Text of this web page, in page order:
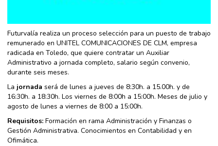
Futurvalía realiza un proceso selección para un puesto de trabajo
remunerado en UNITEL COMUNICACIONES DE CLM, empresa
radicada en Toledo, que quiere contratar un Auxiliar
Administrativo a jornada completo, salario según convenio,
durante seis meses.
La jornada será de lunes a jueves de 8:30h. a 15.00h. y de
16:30h. a 18:30h. Los viernes de 8:00h a 15:00h. Meses de julio y
agosto de lunes a viernes de 8:00 a 15:00h.
Requisitos: Formación en rama Administración y Finanzas o
Gestión Administrativa. Conocimientos en Contabilidad y en
Ofimática.